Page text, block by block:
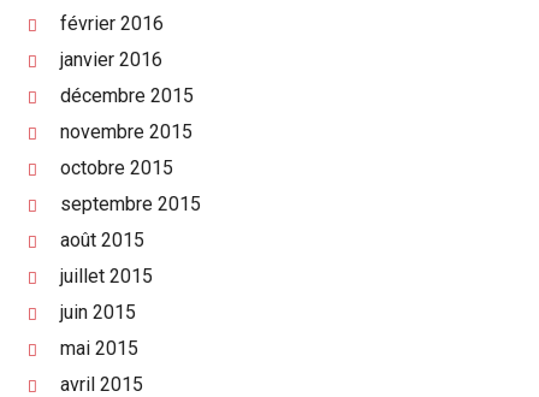
février 2016
janvier 2016
décembre 2015
novembre 2015
octobre 2015
septembre 2015
août 2015
juillet 2015
juin 2015
mai 2015
avril 2015